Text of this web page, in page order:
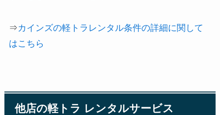
⇒カインズの軽トラレンタル条件の詳細に関して
はこちら
他店の軽トラ レンタルサービス